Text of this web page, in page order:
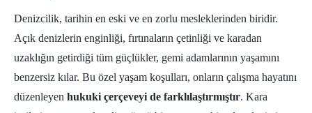
Denizcilik, tarihin en eski ve en zorlu mesleklerinden biridir.
Açık denizlerin enginliği, fırtınaların çetinliği ve karadan
uzaklığın getirdiği tüm güçlükler, gemi adamlarının yaşamını
benzersiz kılar. Bu özel yaşam koşulları, onların çalışma hayatını
düzenleyen hukuki çerçeveyi de farklılaştırmıştır. Kara